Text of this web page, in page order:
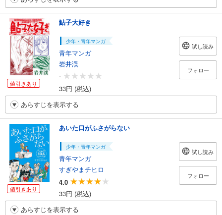
値引きあり
鮎子大好き
少年・青年マンガ
青年マンガ
岩井渓
-
33円 (税込)
試し読み
フォロー
あらすじを表示する
値引きあり
あいた口がふさがらない
少年・青年マンガ
青年マンガ
すぎやまチヒロ
4.0
33円 (税込)
試し読み
フォロー
あらすじを表示する